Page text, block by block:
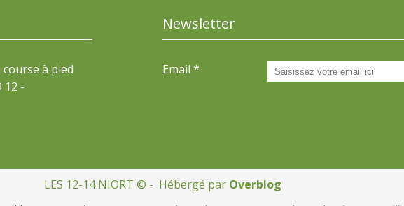
à pied
12 -
Newsletter
Email
LES 12-14 NIORT © - Hébergé par Overblog